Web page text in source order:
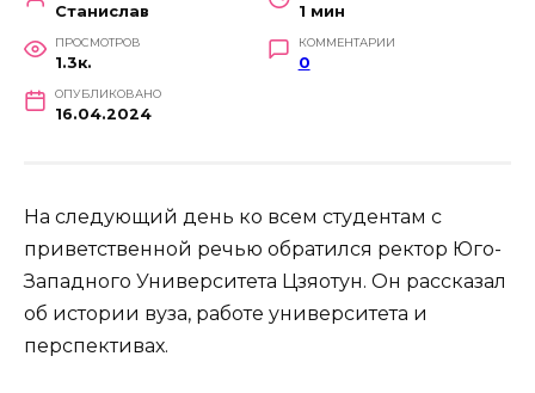
Станислав 1 мин
ПРОСМОТРОВ
1.3к.
КОММЕНТАРИИ
0
ОПУБЛИКОВАНО
16.04.2024
На следующий день ко всем студентам с
приветственной речью обратился ректор Юго-
Западного Университета Цзяотун. Он рассказал
об истории вуза, работе университета и
перспективах.